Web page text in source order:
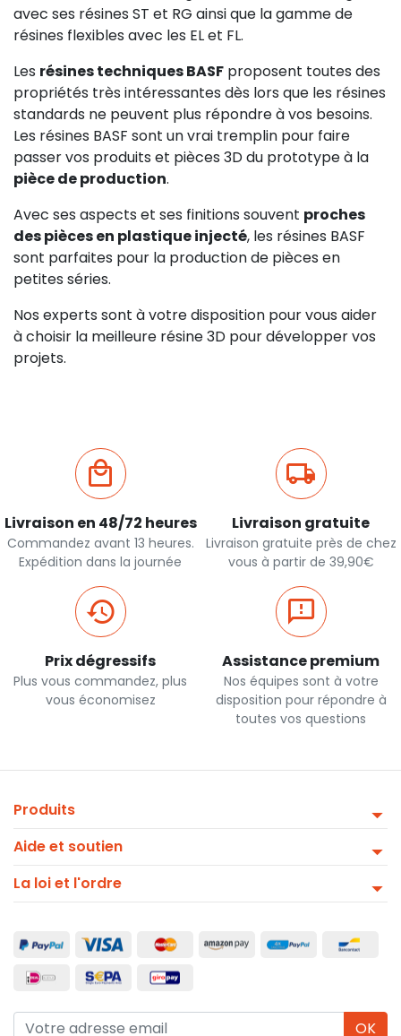
avec ses résines ST et RG ainsi que la gamme de
résines flexibles avec les EL et FL.
Les résines techniques BASF proposent toutes des
propriétés très intéressantes dès lors que les résines
standards ne peuvent plus répondre à vos besoins.
Les résines BASF sont un vrai tremplin pour faire
passer vos produits et pièces 3D du prototype à la
pièce de production.
Avec ses aspects et ses finitions souvent proches
des pièces en plastique injecté, les résines BASF
sont parfaites pour la production de pièces en
petites séries.
Nos experts sont à votre disposition pour vous aider
à choisir la meilleure résine 3D pour développer vos
projets.
Livraison en 48/72 heures
Commandez avant 13 heures.
Expédition dans la journée
Livraison gratuite
Livraison gratuite près de chez
vous à partir de 39,90€
Prix dégressifs
Plus vous commandez, plus
vous économisez
Assistance premium
Nos équipes sont à votre
disposition pour répondre à
toutes vos questions
Produits
Aide et soutien
La loi et l'ordre
OK